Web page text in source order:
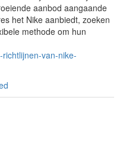
aanbod aangaande
het Nike aanbiedt, zoeken
methode om hun
van-nike-